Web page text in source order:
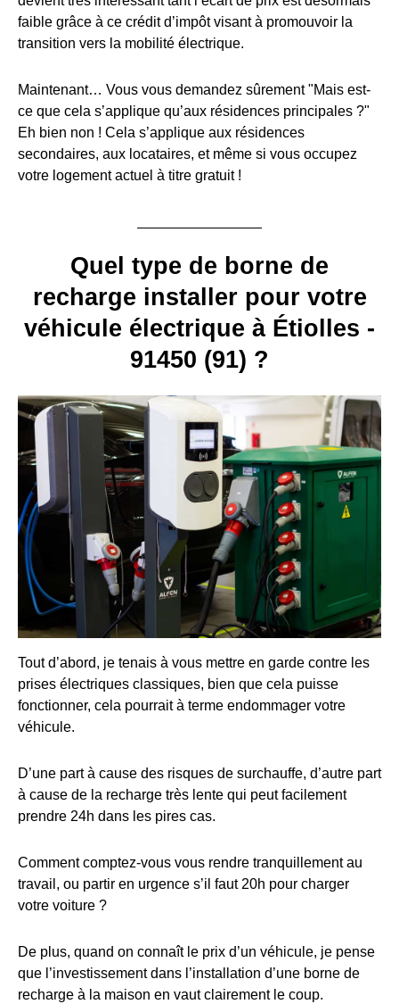
faible grâce à ce crédit d’impôt visant à promouvoir la
transition vers la mobilité électrique.
Maintenant… Vous vous demandez sûrement "Mais est-
ce que cela s’applique qu’aux résidences principales ?"
Eh bien non ! Cela s’applique aux résidences
secondaires, aux locataires, et même si vous occupez
votre logement actuel à titre gratuit !
Quel type de borne de
recharge installer pour votre
véhicule électrique à Étiolles -
91450 (91) ?
Tout d’abord, je tenais à vous mettre en garde contre les
prises électriques classiques, bien que cela puisse
fonctionner, cela pourrait à terme endommager votre
véhicule.
D’une part à cause des risques de surchauffe, d’autre part
à cause de la recharge très lente qui peut facilement
prendre 24h dans les pires cas.
Comment comptez-vous vous rendre tranquillement au
travail, ou partir en urgence s’il faut 20h pour charger
votre voiture ?
De plus, quand on connaît le prix d’un véhicule, je pense
que l’investissement dans l’installation d’une borne de
recharge à la maison en vaut clairement le coup.